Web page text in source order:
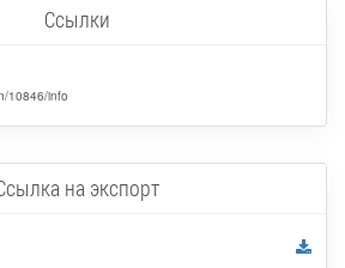
Ссылки
10846/info
на экспорт